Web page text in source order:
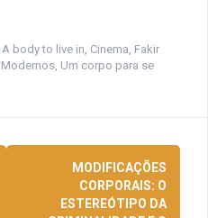
A body to live in Cinema Fakir
Um corpo para se
MODIFICAÇÕES
CORPORAIS: O
ESTEREÓTIPO DA